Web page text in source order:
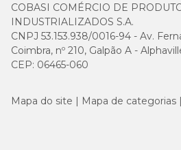
COBASI COMÉRCIO DE
INDUSTRIALIZADOS S.A.
CNPJ 53.153.938/0016-94 - Av.
Coimbra, nº 210, Galpão A -
CEP: 06465-060
Mapa do site Mapa de categorias